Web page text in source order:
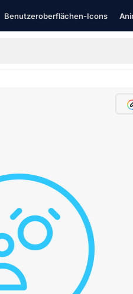
Benutzeroberflächen-Icons